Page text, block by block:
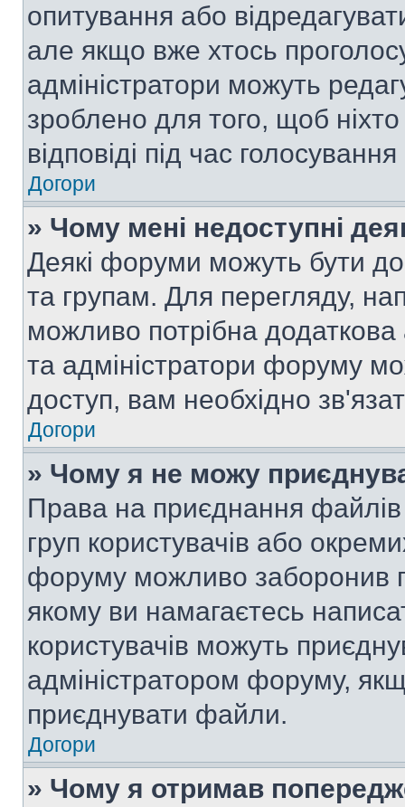
опитування або
але якщо вже хтось
адміністратори можуть
зроблено для того, щоб
відповіді під час голосування
Догори
» Чому мені недоступні
Деякі форуми можуть бути
та групам. Для перегляду,
можливо потрібна
та адміністратори форуму
доступ, вам необхідно
Догори
» Чому я не можу
Права на приєднання
груп користувачів або
форуму можливо заборонив
якому ви намагаєтесь
користувачів можуть
адміністратором форуму,
приєднувати файли.
Догори
» Чому я отримав